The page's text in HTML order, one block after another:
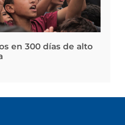
en 300 días de alto